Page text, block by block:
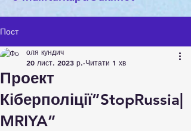
Пост
Проект
Кіберполіції”StopRussia|
MRIYA”
оля кундич
20 лист. 2023 р. Читати 1 хв